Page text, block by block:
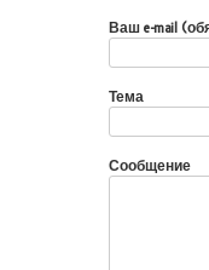
Ваш e-mail
Тема
Сообщение